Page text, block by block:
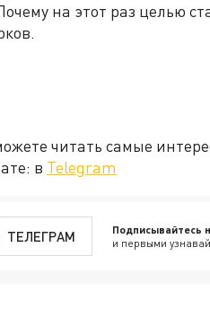
на этот раз целью
читать самые
в Telegram
ТЕЛЕГРАМ Подписывайтесь
и первыми